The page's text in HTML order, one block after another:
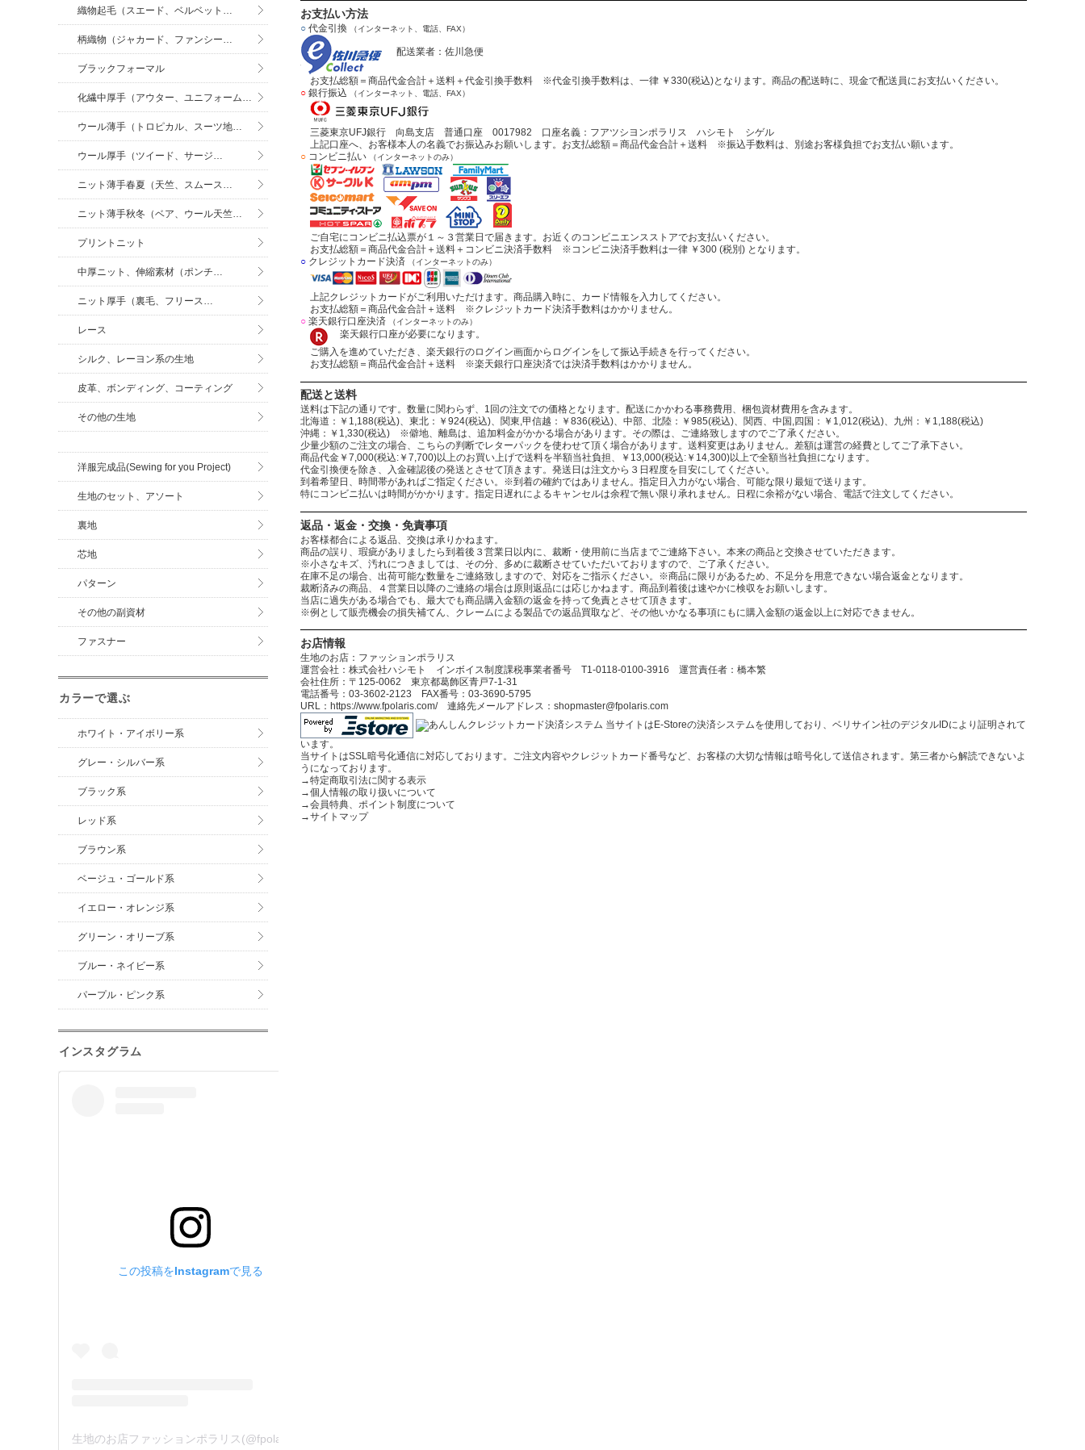
お支払い方法
○ 代金引換 （インターネット、電話、FAX）
配送業者：佐川急便
お支払総額＝商品代金合計＋送料＋代金引換手数料 ※代金引換手数料は、一律 ￥330(税込)となります。商品の配送時に、現金で配送員にお支払いください。
○ 銀行振込 （インターネット、電話、FAX）
三菱東京UFJ銀行 向島支店 普通口座 0017982 口座名義：フアツシヨンポラリス ハシモト シゲル
上記口座へ、お客様本人の名義でお振込みお願いします。お支払総額＝商品代金合計＋送料 ※振込手数料は、別途お客様負担でお支払い願います。
○ コンビニ払い （インターネットのみ）
ご自宅にコンビニ払込票が１～３営業日で届きます。お近くのコンビニエンスストアでお支払いください。
お支払総額＝商品代金合計＋送料＋コンビニ決済手数料 ※コンビニ決済手数料は一律 ￥300 (税別) となります。
○ クレジットカード決済 （インターネットのみ）
上記クレジットカードがご利用いただけます。商品購入時に、カード情報を入力してください。
お支払総額＝商品代金合計＋送料 ※クレジットカード決済手数料はかかりません。
○ 楽天銀行口座決済 （インターネットのみ）
楽天銀行口座が必要になります。
ご購入を進めていただき、楽天銀行のログイン画面からログインをして振込手続きを行ってください。
お支払総額＝商品代金合計＋送料 ※楽天銀行口座決済では決済手数料はかかりません。
配送と送料
送料は下記の通りです。数量に関わらず、1回の注文での価格となります。配送にかかわる事務費用、梱包資材費用を含みます。
北海道：￥1,188(税込)、東北：￥924(税込)、関東,甲信越：￥836(税込)、中部、北陸：￥985(税込)、関西、中国,四国：￥1,012(税込)、九州：￥1,188(税込)
沖縄：￥1,330(税込) ※僻地、離島は、追加料金がかかる場合があります。その際は、ご連絡致しますのでご了承ください。
少量少額のご注文の場合、こちらの判断でレターパックを使わせて頂く場合があります。送料変更はありません。差額は運営の経費としてご了承下さい。
商品代金￥7,000(税込:￥7,700)以上のお買い上げで送料を半額当社負担、￥13,000(税込:￥14,300)以上で全額当社負担になります。
代金引換便を除き、入金確認後の発送とさせて頂きます。発送日は注文から３日程度を目安にしてください。
到着希望日、時間帯があればご指定ください。※到着の確約ではありません。指定日入力がない場合、可能な限り最短で送ります。
特にコンビニ払いは時間がかかります。指定日遅れによるキャンセルは余程で無い限り承れません。日程に余裕がない場合、電話で注文してください。
返品・返金・交換・免責事項
お客様都合による返品、交換は承りかねます。
商品の誤り、瑕疵がありましたら到着後３営業日以内に、裁断・使用前に当店までご連絡下さい。本来の商品と交換させていただきます。
※小さなキズ、汚れにつきましては、その分、多めに裁断させていただいておりますので、ご了承ください。
在庫不足の場合、出荷可能な数量をご連絡致しますので、対応をご指示ください。※商品に限りがあるため、不足分を用意できない場合返金となります。
裁断済みの商品、４営業日以降のご連絡の場合は原則返品には応じかねます。商品到着後は速やかに検収をお願いします。
当店に過失がある場合でも、最大でも商品購入金額の返金を持って免責とさせて頂きます。
※例として販売機会の損失補てん、クレームによる製品での返品買取など、その他いかなる事項にもに購入金額の返金以上に対応できません。
お店情報
生地のお店：ファッションポラリス
運営会社：株式会社ハシモト インボイス制度課税事業者番号 T1-0118-0100-3916 運営責任者：橋本繁
会社住所：〒125-0062 東京都葛飾区青戸7-1-31
電話番号：03-3602-2123 FAX番号：03-3690-5795
URL：https://www.fpolaris.com/ 連絡先メールアドレス：shopmaster@fpolaris.com
当サイトはE-Storeの決済システムを使用しており、ベリサイン社のデジタルIDにより証明されて
います。
当サイトはSSL暗号化通信に対応しております。ご注文内容やクレジットカード番号など、お客様の大切な情報は暗号化して送信されます。第三者から解読できないよ
うになっております。
→特定商取引法に関する表示
→個人情報の取り扱いについて
→会員特典、ポイント制度について
→サイトマップ
織物起毛（スエード、ベルベット…
柄織物（ジャカード、ファンシー…
ブラックフォーマル
化繊中厚手（アウター、ユニフォーム…
ウール薄手（トロピカル、スーツ地…
ウール厚手（ツイード、サージ…
ニット薄手春夏（天竺、スムース…
ニット薄手秋冬（ベア、ウール天竺…
プリントニット
中厚ニット、伸縮素材（ポンチ…
ニット厚手（裏毛、フリース…
レース
シルク、レーヨン系の生地
皮革、ボンディング、コーティング
その他の生地
洋服完成品(Sewing for you Project)
生地のセット、アソート
裏地
芯地
パターン
その他の副資材
ファスナー
カラーで選ぶ
ホワイト・アイボリー系
グレー・シルバー系
ブラック系
レッド系
ブラウン系
ベージュ・ゴールド系
イエロー・オレンジ系
グリーン・オリーブ系
ブルー・ネイビー系
パープル・ピンク系
インスタグラム
この投稿をInstagramで見る